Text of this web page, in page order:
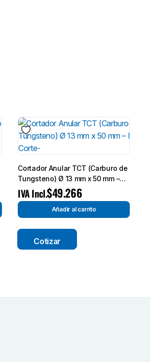
Cortador Anular TCT (Carburo de
Tungsteno) Ø 13 mm x 50 mm –
Broca de Corte-
$49.266
IVA Incl.
Añadir al carrito
Cotizar